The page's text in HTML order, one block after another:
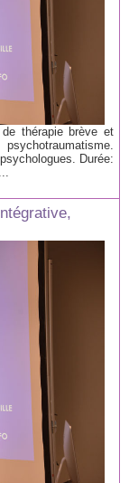
de thérapie brève et
Durée: